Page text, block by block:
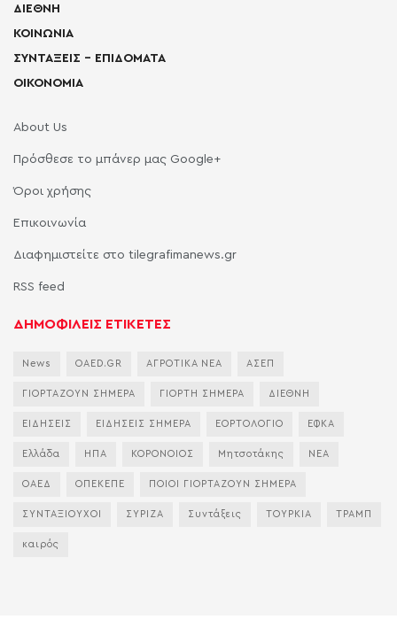
ΔΙΕΘΝΗ
ΚΟΙΝΩΝΙΑ
ΣΥΝΤΑΞΕΙΣ – ΕΠΙΔΟΜΑΤΑ
ΟΙΚΟΝΟΜΙΑ
About Us
Πρόσθεσε το μπάνερ μας Google+
Όροι χρήσης
Επικοινωνία
Διαφημιστείτε στο tilegrafimanews.gr
RSS feed
ΔΗΜΟΦΙΛΕΙΣ ΕΤΙΚΕΤΕΣ
News OAED.GR ΑΓΡΟΤΙΚΑ ΝΕΑ ΑΣΕΠ
ΓΙΟΡΤΑΖΟΥΝ ΣΗΜΕΡΑ ΓΙΟΡΤΗ ΣΗΜΕΡΑ ΔΙΕΘΝΗ
ΕΙΔΗΣΕΙΣ ΕΙΔΗΣΕΙΣ ΣΗΜΕΡΑ ΕΟΡΤΟΛΟΓΙΟ ΕΦΚΑ
Ελλάδα ΗΠΑ ΚΟΡΟΝΟΙΟΣ Μητσοτάκης ΝΕΑ
ΟΑΕΔ ΟΠΕΚΕΠΕ ΠΟΙΟΙ ΓΙΟΡΤΑΖΟΥΝ ΣΗΜΕΡΑ
ΣΥΝΤΑΞΙΟΥΧΟΙ ΣΥΡΙΖΑ Συντάξεις ΤΟΥΡΚΙΑ ΤΡΑΜΠ
καιρός